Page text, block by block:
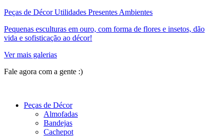
Peças de Décor Utilidades Presentes Ambientes
Pequenas esculturas em ouro, com forma de flores e insetos, dão
vida e sofisticação ao décor!
Ver mais galerias
Fale agora com a gente :)
Peças de Décor
Almofadas
Bandejas
Cachepot